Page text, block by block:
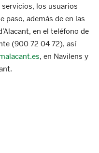
los usuarios
paso, además de en las
en el teléfono de
(900 72 04 72), así
, en Navilens y